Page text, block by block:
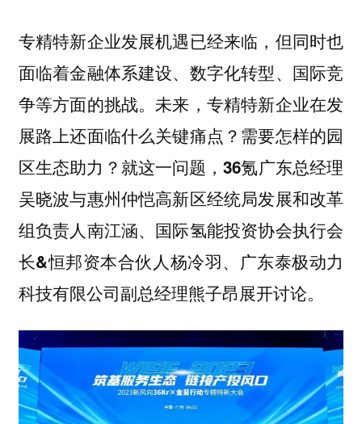
专精特新企业发展机遇已经来临，但同时也
面临着金融体系建设、数字化转型、国际竞
争等方面的挑战。未来，专精特新企业在发
展路上还面临什么关键痛点？需要怎样的园
区生态助力？就这一问题，36氪广东总经理
吴晓波与惠州仲恺高新区经统局发展和改革
组负责人南江涵、国际氢能投资协会执行会
长&恒邦资本合伙人杨冷羽、广东泰极动力
科技有限公司副总经理熊子昂展开讨论。